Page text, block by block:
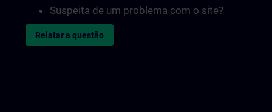
Suspeita de um problema com o site?
Relatar a questão